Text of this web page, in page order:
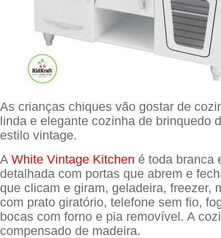
As crianças chiques vão gostar de
linda e elegante cozinha de brinquedo
estilo vintage.
A White Vintage Kitchen é toda branca
detalhada com portas que abrem e
que clicam e giram, geladeira, freezer,
com prato giratório, telefone sem fio,
bocas com forno e pia removível. A
compensado de madeira.